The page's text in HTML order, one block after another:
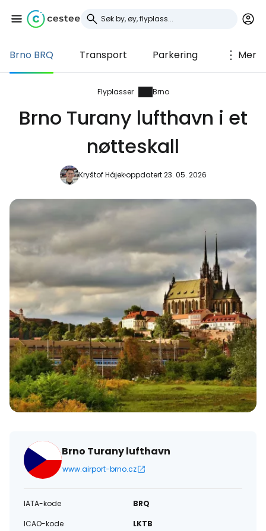
Brno BRQ Transport Parkering Mer
Flyplasser Brno
Brno Turany lufthavn i et
nøtteskall
Kryštof Hájekoppdatert 23. 05. 2026
Brno Turany lufthavn
www.airport-brno.cz
IATA-kode
BRQ
ICAO-kode
LKTB
Logg inn på Cestee
... det verdensomspennende
Fortsett med Google
Fortsett med e-post